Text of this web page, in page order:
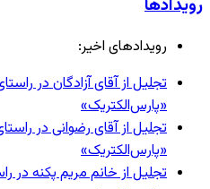
رویدادها
رویدادهای اخیر:
تجلیل از آقای آزادگان در
«پارس‌الکتریک»
تجلیل از آقای رضوانی در
«پارس‌الکتریک»
تجلیل از خانم مریم پکنه